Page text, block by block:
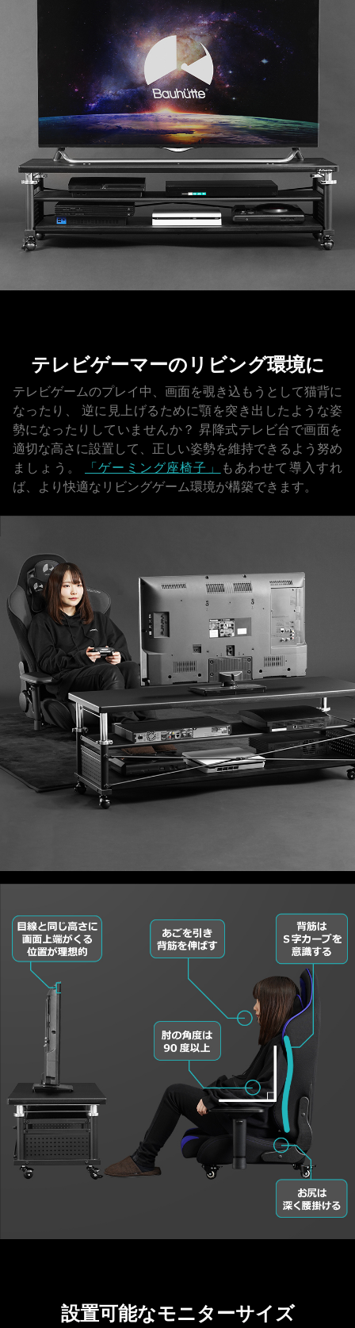
テレビゲーマーのリビング環境に
テレビゲームのプレイ中、画面を覗き込もうとして猫背に
なったり、
逆に見上げるために顎を突き出したような姿
勢になったりしていませんか？ 昇降式テレビ台で画面を
適切な高さに設置して、正しい姿勢を維持できるよう努め
ましょう。
「ゲーミング座椅子」
もあわせて導入すれ
ば、より快適なリビングゲーム環境が構築できます。
設置可能なモニターサイズ